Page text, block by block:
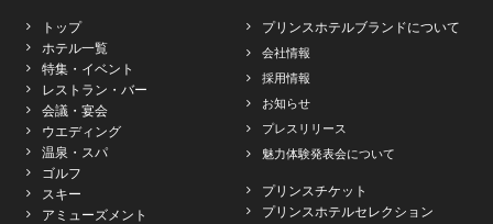
トップ
ホテル一覧
特集・イベント
レストラン・バー
会議・宴会
ウエディング
温泉・スパ
ゴルフ
スキー
アミューズメント
プリンスホテルブランドについて
会社情報
採用情報
お知らせ
プレスリリース
魅力体験発表会について
プリンスチケット
プリンスホテルセレクション